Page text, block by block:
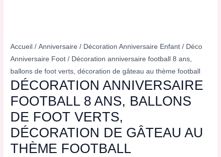
Accueil /Anniversaire / Décoration Anniversaire Enfant / Déco
Anniversaire Foot / Décoration anniversaire football 8 ans,
ballons de foot verts, décoration de gâteau au thème football
DÉCORATION ANNIVERSAIRE
FOOTBALL 8 ANS, BALLONS
DE FOOT VERTS,
DÉCORATION DE GÂTEAU AU
THÈME FOOTBALL